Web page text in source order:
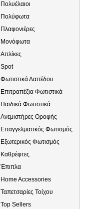
Πολυέλαιοι
Πολύφωτα
Πλαφονιέρες
Μονόφωτα
Απλίκες
Spot
Φωτιστικά Δαπέδου
Επιτραπέζια Φωτιστικά
Παιδικά Φωτιστικά
Aνεμιστήρες Οροφής
Επαγγελματικός Φωτισμός
Εξωτερικός Φωτισμός
Καθρέφτες
Έπιπλα
Home Accessories
Ταπετσαρίες Τοίχου
Top Sellers